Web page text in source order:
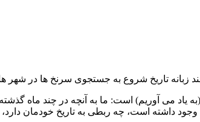
(به یاد می آوریم) است: ما به آنچه در چند ماه
داشته است، چه ربطی به تاریخ خودمان دارد،